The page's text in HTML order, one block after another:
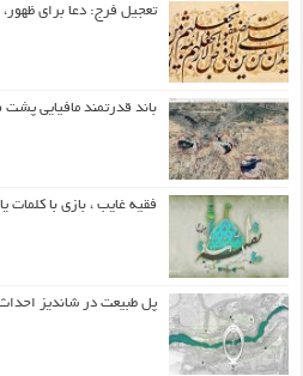
تعجیل فرج: دعا برای
باند قدرتمند مافیایی
فقیه غایب ، بازی با
پل طبیعت در شاندیز